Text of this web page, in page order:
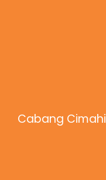
Cabang Cimahi